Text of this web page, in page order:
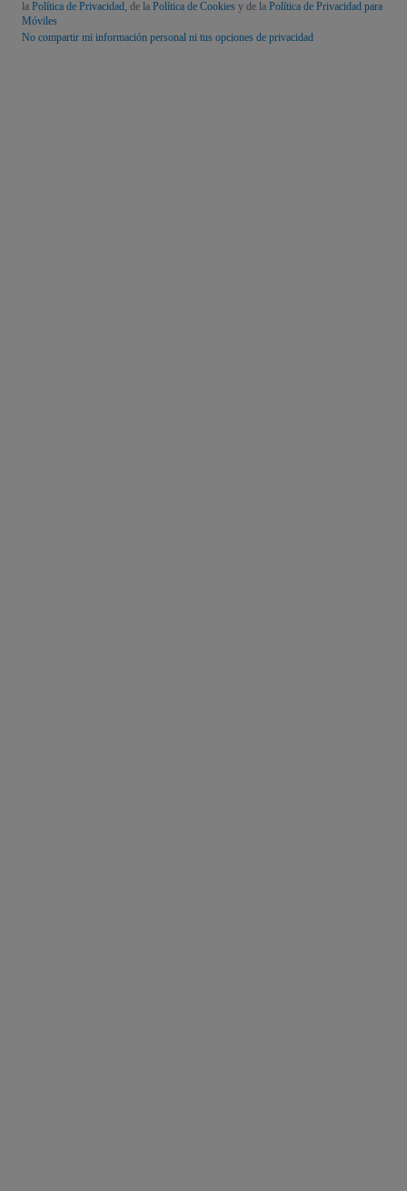
la Política de Privacidad , de la Política de Cookies y de la Política de Privacidad para
Móviles
No compartir mi información personal ni tus opciones de privacidad